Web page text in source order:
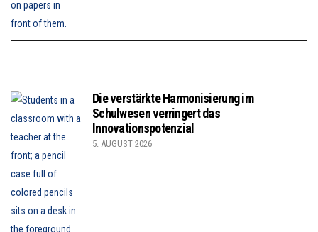
Die verstärkte Harmonisierung im
Schulwesen verringert das
Innovationspotenzial
5. AUGUST 2026